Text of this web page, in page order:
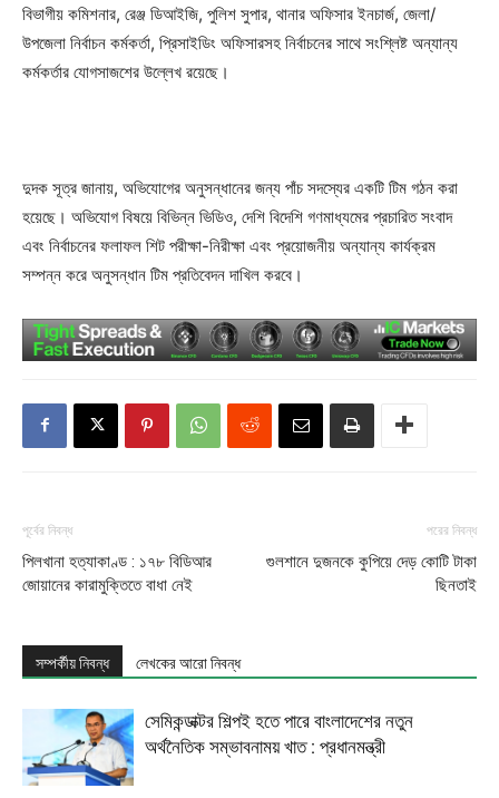
বিভাগীয় কমিশনার, রেঞ্জ ডিআইজি, পুলিশ সুপার, থানার অফিসার ইনচার্জ, জেলা/
উপজেলা নির্বাচন কর্মকর্তা, প্রিসাইডিং অফিসারসহ নির্বাচনের সাথে সংশ্লিষ্ট অন্যান্য
কর্মকর্তার যোগসাজশের উল্লেখ রয়েছে।
দুদক সূত্র জানায়, অভিযোগের অনুসন্ধানের জন্য পাঁচ সদস্যের একটি টিম গঠন করা
হয়েছে। অভিযোগ বিষয়ে বিভিন্ন ভিডিও, দেশি বিদেশি গণমাধ্যমের প্রচারিত সংবাদ
এবং নির্বাচনের ফলাফল শিট পরীক্ষা-নিরীক্ষা এবং প্রয়োজনীয় অন্যান্য কার্যক্রম
সম্পন্ন করে অনুসন্ধান টিম প্রতিবেদন দাখিল করবে।
পূর্বের নিবন্ধ
পিলখানা হত্যাকাণ্ড : ১৭৮ বিডিআর
জোয়ানের কারামুক্তিতে বাধা নেই
পরের নিবন্ধ
গুলশানে দুজনকে কুপিয়ে দেড় কোটি টাকা
ছিনতাই
সম্পর্কীয় নিবন্ধ লেখকের আরো নিবন্ধ
সেমিকন্ডাক্টর শিল্পই হতে পারে বাংলাদেশের নতুন
অর্থনৈতিক সম্ভাবনাময় খাত : প্রধানমন্ত্রী